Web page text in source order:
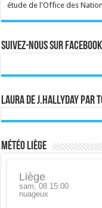
étude de l'Office des
Suivez-nous sur Facebook
Laura de J.Hallyday par
Météo Liège
Liège
sam, 08 15:00
nuageux